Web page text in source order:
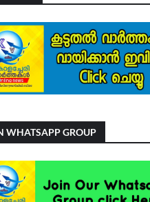
WHATSAPP GROUP